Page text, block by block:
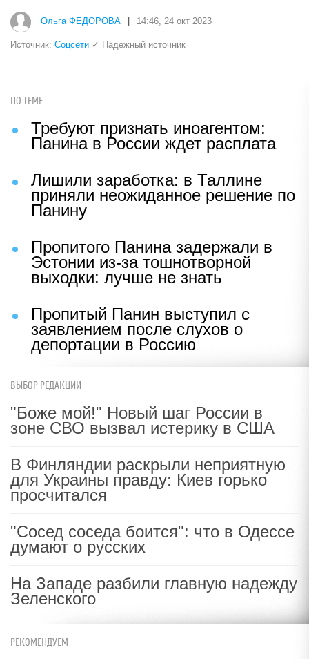
Ольга ФЕДОРОВА 14:46, 24 окт 2023
Источник: Соцсети ✓ Надежный источник
ПО ТЕМЕ
Требуют признать иноагентом:
Панина в России ждет расплата
Лишили заработка: в Таллине
приняли неожиданное решение по
Панину
Пропитого Панина задержали в
Эстонии из-за тошнотворной
выходки: лучше не знать
Пропитый Панин выступил с
заявлением после слухов о
депортации в Россию
ВЫБОР РЕДАКЦИИ
"Боже мой!" Новый шаг России в
зоне СВО вызвал истерику в США
В Финляндии раскрыли неприятную
для Украины правду: Киев горько
просчитался
"Сосед соседа боится": что в Одессе
думают о русских
На Западе разбили главную надежду
Зеленского
РЕКОМЕНДУЕМ